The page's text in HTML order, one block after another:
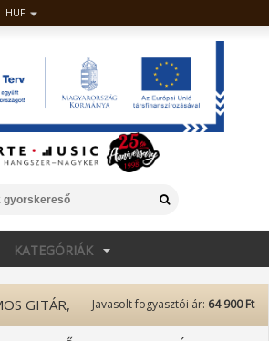
HUF
KATEGÓRIÁK
Javasolt fogyasztói ár: 64 900 Ft
GITÁR,